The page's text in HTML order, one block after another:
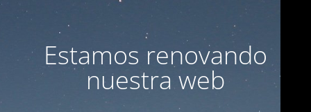
Estamos renovando
nuestra web